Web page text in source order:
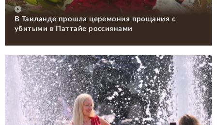
В Таиланде прошла церемония прощания с
убитыми в Паттайе россиянами